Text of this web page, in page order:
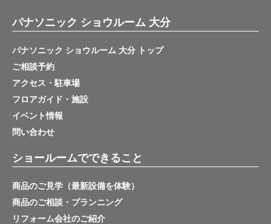
パナソニック ショウルーム 大分
パナソニック ショウルーム 大分 トップ
ご相談予約
アクセス・駐車場
フロアガイド・施設
イベント情報
問い合わせ
ショールームでできること
商品のご見学（最新設備を体験）
商品のご相談・プランニング
リフォーム会社のご紹介